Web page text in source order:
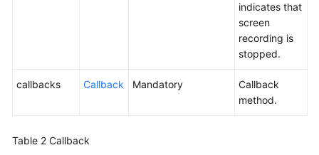
indicates that
screen
recording is
stopped.
callbacks Callback Mandatory
Callback
method.
Table 2 Callback